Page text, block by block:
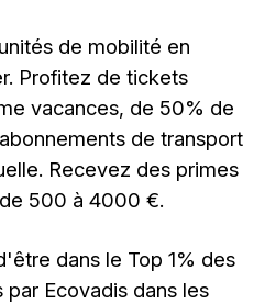
de mobilité en
Profitez de tickets
vacances, de 50% de
de transport
Recevez des primes
500 à 4000 €.
dans le Top 1% des
Ecovadis dans les